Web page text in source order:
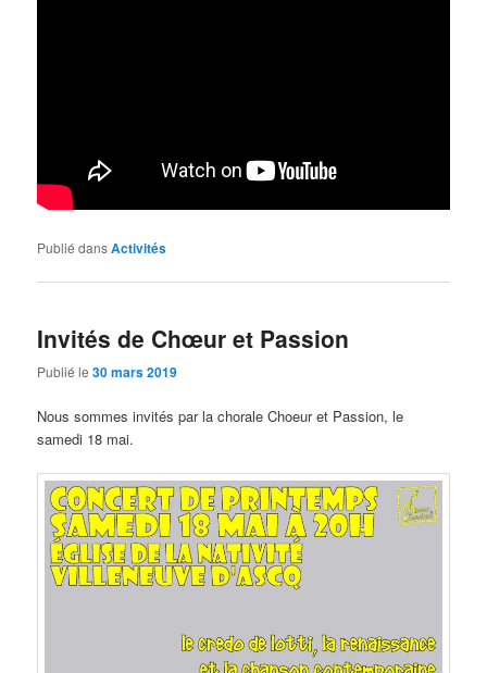
Publié dansActivités
Invités de Chœur et Passion
Publié le30 mars 2019
Nous sommes invités par la chorale Choeur et Passion, le
samedi 18 mai.